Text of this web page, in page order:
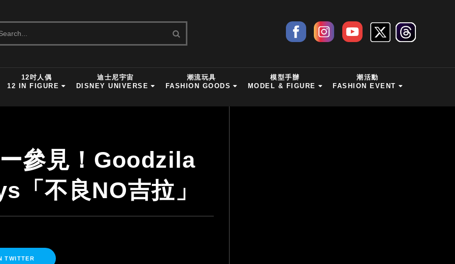
12吋人偶
12 IN FIGURE
迪士尼宇宙
DISNEY UNIVERSE
潮流玩具
FASHION GOODS
模型手辦
MODEL & FIGURE
潮活動
FASHION EVENT
參見！Goodzila
不良NO吉拉」
TWITTER